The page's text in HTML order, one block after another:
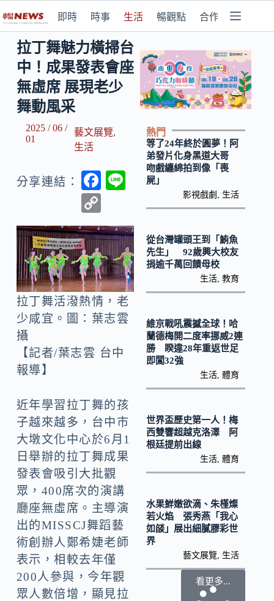
即時 時事 生活 暢觀點 合作媒體
拉丁舞魅力橫掃台
中！成果發表會座
無虛席 展現老少
舞動風采
2025 / 06 /
01
藝文展覽,
生活
分享連結：
F
b
o
o
k
o
p
y
Li
n
k
拉丁舞活潑熱情，老
少咸宜。圖：葉志雲
攝
【記者/葉志雲 台中
報導】
近年學習拉丁舞的孩
子越來越多，台中市
大墩文化中心於6月1
日舉辦的拉丁舞成果
發表會吸引大批觀
眾，400席次的演講
廳座無虛席。主導演
出的MISSCJ舞蹈藝
術創辦人鄭希婕老師
表示，相較去年僅
200人參與，今年觀
眾人數倍增，顯見拉
熱門
等了24年終於圓夢！阿
弟發片化身黑道大哥
吻戲纏綿拍到像「喪
屍」
影視戲劇 生活
從台灣罐頭王到「鮪魚
先生」 92歲興大校友
捐逾千萬回饋母校
生活 ,教育
維京戰吼震撼全球！哈
蘭德梅開二度率挪威2連
勝 睽違28年重返世足
即闖32強
生活 ,體育
世界盃歷史第一人！梅
西雙響超越克洛澤 阿
根廷提前出線
生活 ,體育
水果鮮嫩欲滴、朱槿燦
若火焰 張秀燕「我心
如燄」展出細膩膠彩世
界
藝文展覽 生活
看更多...